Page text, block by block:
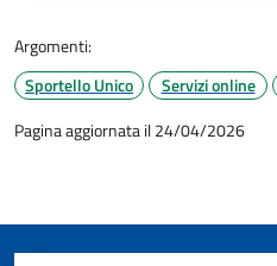
Argomenti:
Sportello Unico
Servizi online
Pagina aggiornata il 24/04/2026